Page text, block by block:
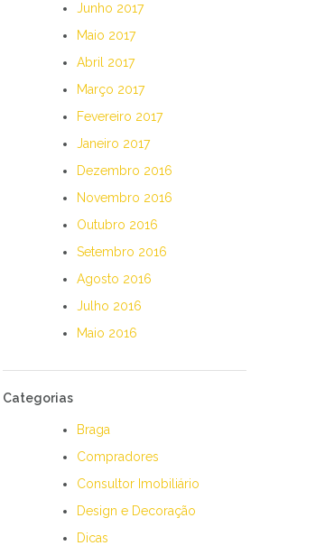
Junho 2017
Maio 2017
Abril 2017
Março 2017
Fevereiro 2017
Janeiro 2017
Dezembro 2016
Novembro 2016
Outubro 2016
Setembro 2016
Agosto 2016
Julho 2016
Maio 2016
Categorias
Braga
Compradores
Consultor Imobiliário
Design e Decoração
Dicas